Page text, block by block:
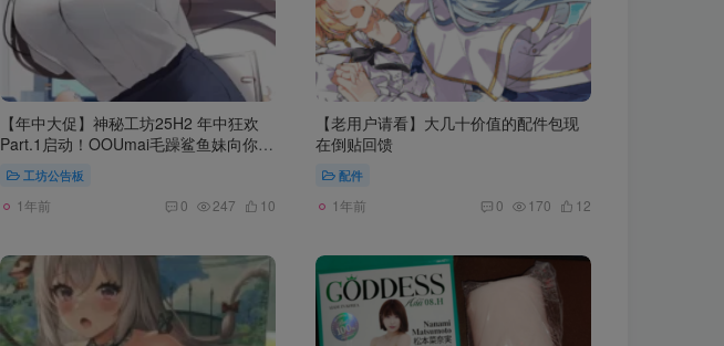
【年中大促】神秘工坊25H2 年中狂欢
Part.1启动！OOUmai毛躁鲨鱼妹向你发
起挑衅！
工坊公告板
1年前 0 247 10
【老用户请看】大几十价值的配件包现
在倒贴回馈
配件
1年前 0 170 12